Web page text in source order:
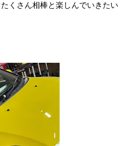
くさん相棒と楽しんでいきたい